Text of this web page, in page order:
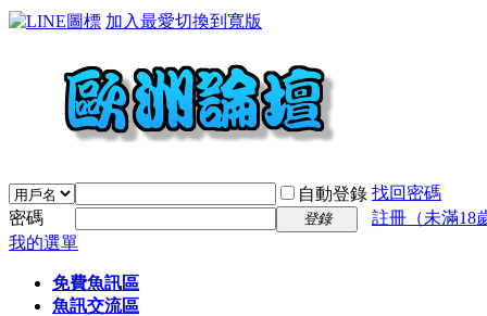
加入最愛切換到寬版
自動登錄 找回密碼
密碼
登錄
註冊（未滿18
我的選單
免費魚訊區
魚訊交流區